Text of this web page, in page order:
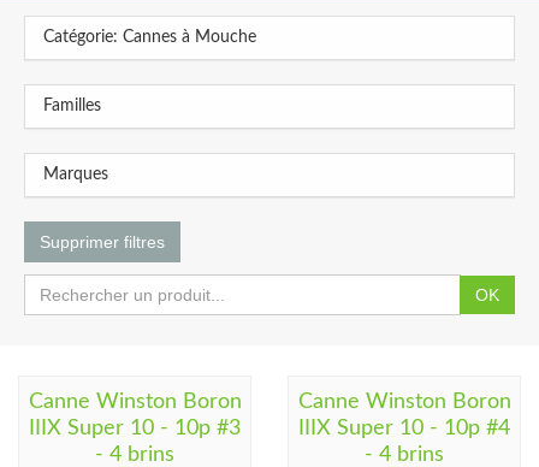
Catégorie: Cannes à Mouche
Familles
Marques
Supprimer filtres
OK
Canne Winston Boron
IIIX Super 10 - 10p #3
- 4 brins
Canne Winston Boron
IIIX Super 10 - 10p #4
- 4 brins